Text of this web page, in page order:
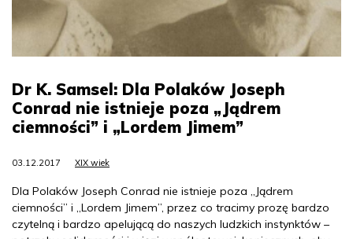
Dr K. Samsel: Dla Polaków Joseph
Conrad nie istnieje poza „Jądrem
ciemności” i „Lordem Jimem”
03.12.2017 XIX wiek
Dla Polaków Joseph Conrad nie istnieje poza „Jądrem
ciemności” i „Lordem Jimem”, przez co tracimy prozę bardzo
czytelną i bardzo apelującą do naszych ludzkich instynktów –